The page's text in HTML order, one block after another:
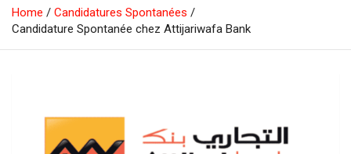
Home
Candidatures Spontanées
Candidature Spontanée chez Attijariwafa Bank